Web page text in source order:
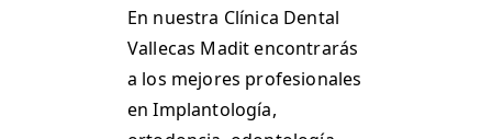
En nuestra Clínica Dental
Vallecas Madit encontrarás
a los mejores profesionales
en Implantología,